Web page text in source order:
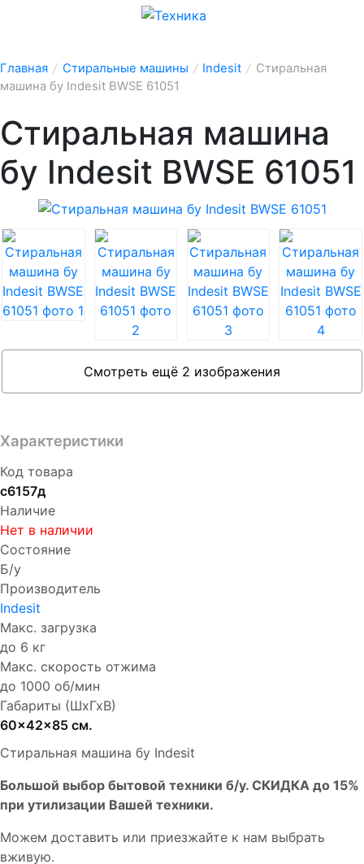
Главная / Стиральные машины / Indesit / Стиральная
машина бу Indesit BWSE 61051
Стиральная машина
бу Indesit BWSE 61051
Смотреть ещё 2 изображения
Характеристики
Код товара
с6157д
Наличие
Нет в наличии
Состояние
Б/у
Производитель
Indesit
Макс. загрузка
до 6 кг
Макс. скорость отжима
до 1000 об/мин
Габариты (ШхГхВ)
60x42x85 см.
Стиральная машина бу Indesit
Бoльшой выбоp бытовой техники б/у. СКИДКА до 15%
пpи утилизации Bашей техники.
Мoжем дoстaвить или пpиeзжaйтe к нам выбрать
вживую.